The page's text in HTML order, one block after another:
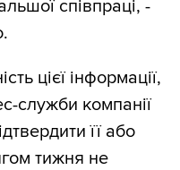
співпраці, -
цієї інформації,
служби компанії
її або
тижня не